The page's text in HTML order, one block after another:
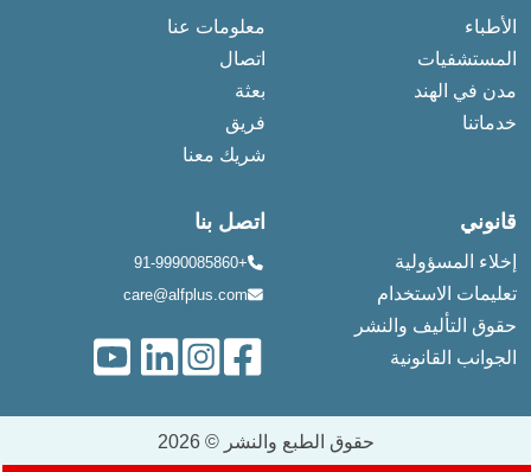
الأطباء
المستشفيات
مدن في الهند
خدماتنا
معلومات عنا
اتصال
بعثة
فريق
شريك معنا
قانوني
إخلاء المسؤولية
تعليمات الاستخدام
حقوق التأليف والنشر
الجوانب القانونية
اتصل بنا
+91-9990085860
care@alfplus.com
حقوق الطبع والنشر © 2026